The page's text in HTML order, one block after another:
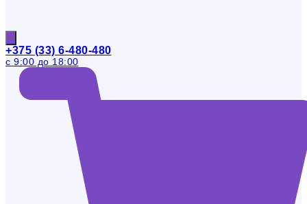
+375 (33) 6-480-480
с 9:00 до 18:00